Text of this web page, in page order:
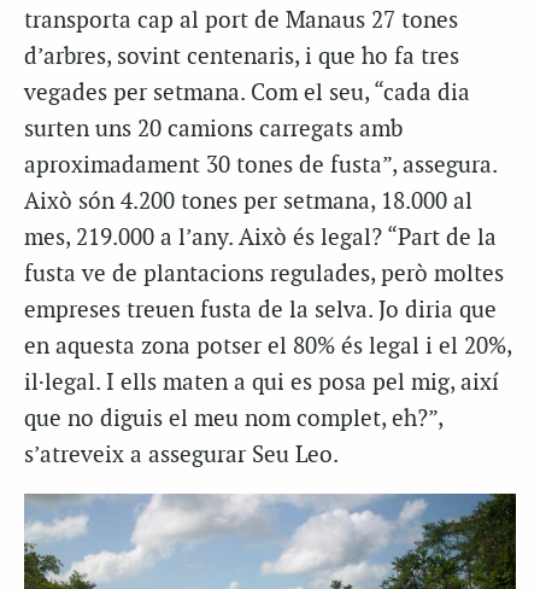
transporta cap al port de Manaus 27 tones
d’arbres, sovint centenaris, i que ho fa tres
vegades per setmana. Com el seu, “cada dia
surten uns 20 camions carregats amb
aproximadament 30 tones de fusta”, assegura.
Això són 4.200 tones per setmana, 18.000 al
mes, 219.000 a l’any. Això és legal? “Part de la
fusta ve de plantacions regulades, però moltes
empreses treuen fusta de la selva. Jo diria que
en aquesta zona potser el 80% és legal i el 20%,
il·legal. I ells maten a qui es posa pel mig, així
que no diguis el meu nom complet, eh?”,
s’atreveix a assegurar Seu Leo.